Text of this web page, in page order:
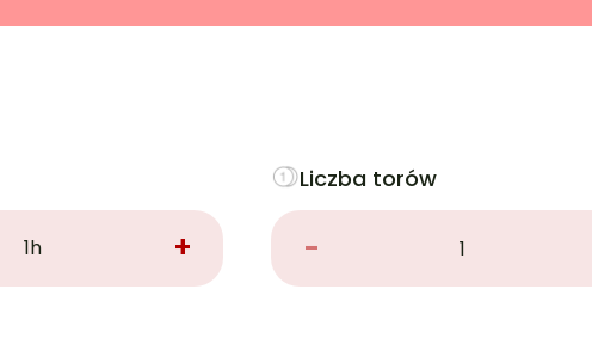
1h +
Liczba torów
-